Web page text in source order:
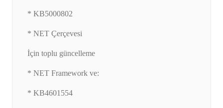
* KB5000802
* NET Çerçevesi
İçin toplu güncelleme
* NET Framework ve:
* KB4601554